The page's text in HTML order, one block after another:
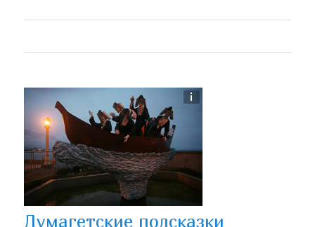
Думагетские подсказки